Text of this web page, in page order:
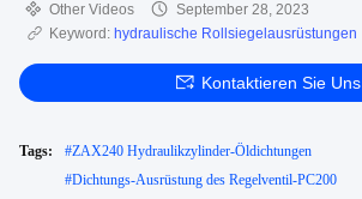
Other Videos
September 28, 2023
Keyword: hydraulische Rollsiegelausrüstungen
Kontaktieren Sie Uns
Tags: #ZAX240 Hydraulikzylinder-Öldichtungen
#Dichtungs-Ausrüstung des Regelventil-PC200